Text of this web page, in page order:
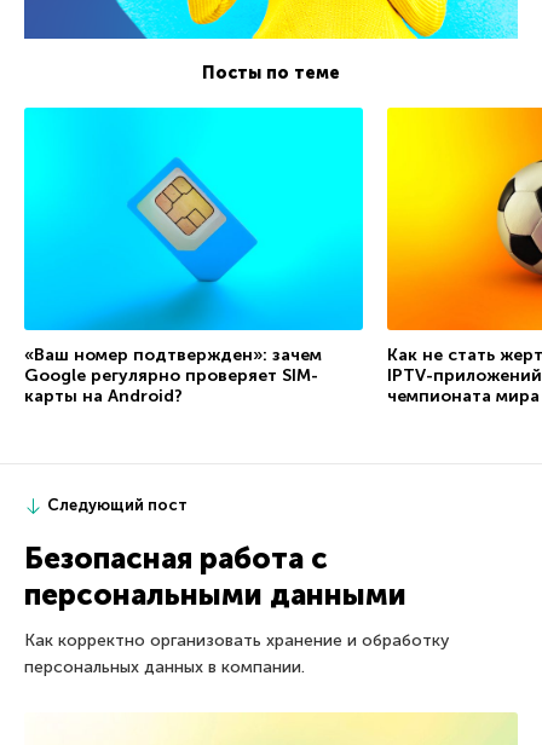
Посты по теме
«Ваш номер подтвержден»: зачем
Google регулярно проверяет SIM-
карты на Android?
Как не стать
IPTV-
чемпионата
Следующий пост
Безопасная работа с
персональными данными
Как корректно организовать хранение и обработку
персональных данных в компании.